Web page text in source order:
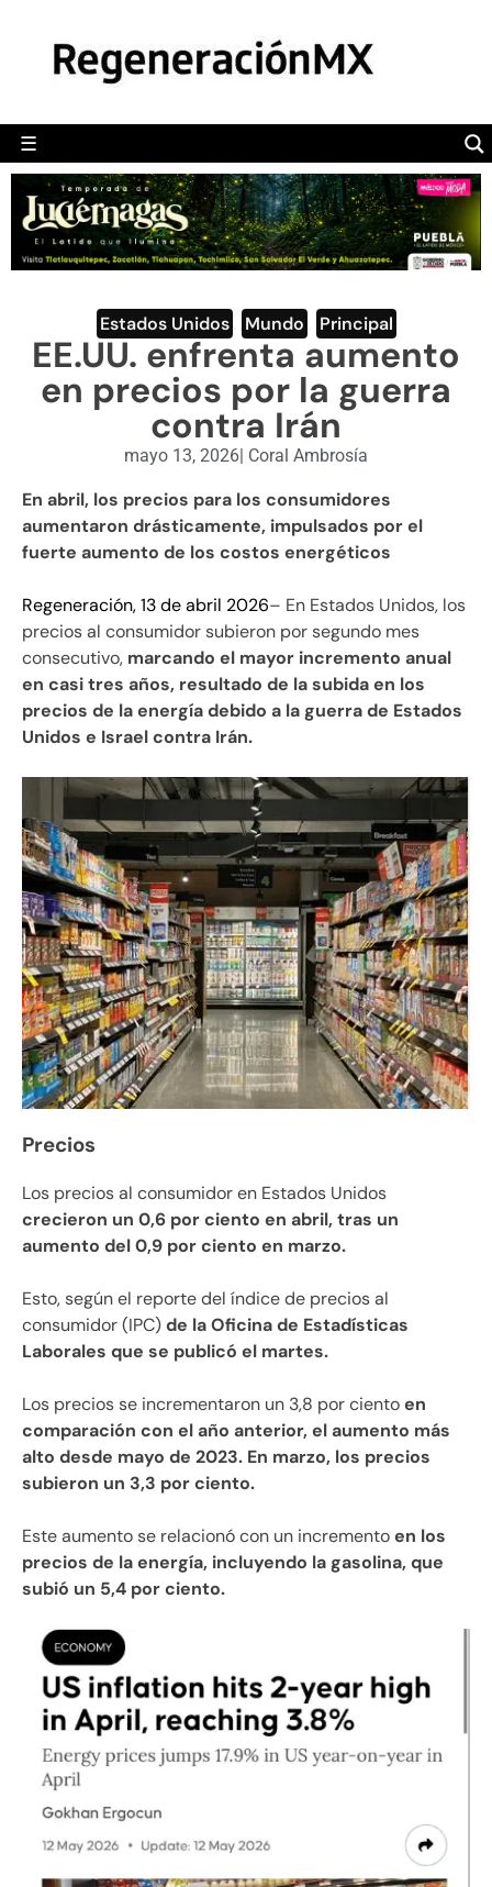
☰
POLÍTICA
CAMALEÓN
OPINIÓN
DEPORTES
ENGLISH SECTION
VIDEOS
Estados Unidos Mundo Principal
EE.UU. enfrenta aumento
en precios por la guerra
contra Irán
mayo 13, 2026| Coral Ambrosía
En abril, los precios para los consumidores
aumentaron drásticamente, impulsados por el
fuerte aumento de los costos energéticos
Regeneración, 13 de abril 2026– En Estados Unidos, los
precios al consumidor subieron por segundo mes
consecutivo, marcando el mayor incremento anual
en casi tres años, resultado de la subida en los
precios de la energía debido a la guerra de Estados
Unidos e Israel contra Irán.
Precios
Los precios al consumidor en Estados Unidos
crecieron un 0,6 por ciento en abril, tras un
aumento del 0,9 por ciento en marzo.
Esto, según el reporte del índice de precios al
consumidor (IPC)de la Oficina de Estadísticas
Laborales que se publicó el martes.
Los precios se incrementaron un 3,8 por cientoen
comparación con el año anterior, el aumento más
alto desde mayo de 2023. En marzo, los precios
subieron un 3,3 por ciento.
Este aumento se relacionó con un incrementoen los
precios de la energía, incluyendo la gasolina, que
subió un 5,4 por ciento.